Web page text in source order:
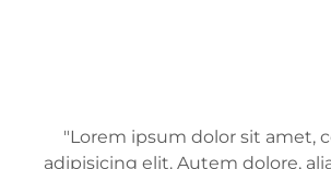
"Lorem ipsum dolor sit amet,
adipisicing elit. Autem dolore,